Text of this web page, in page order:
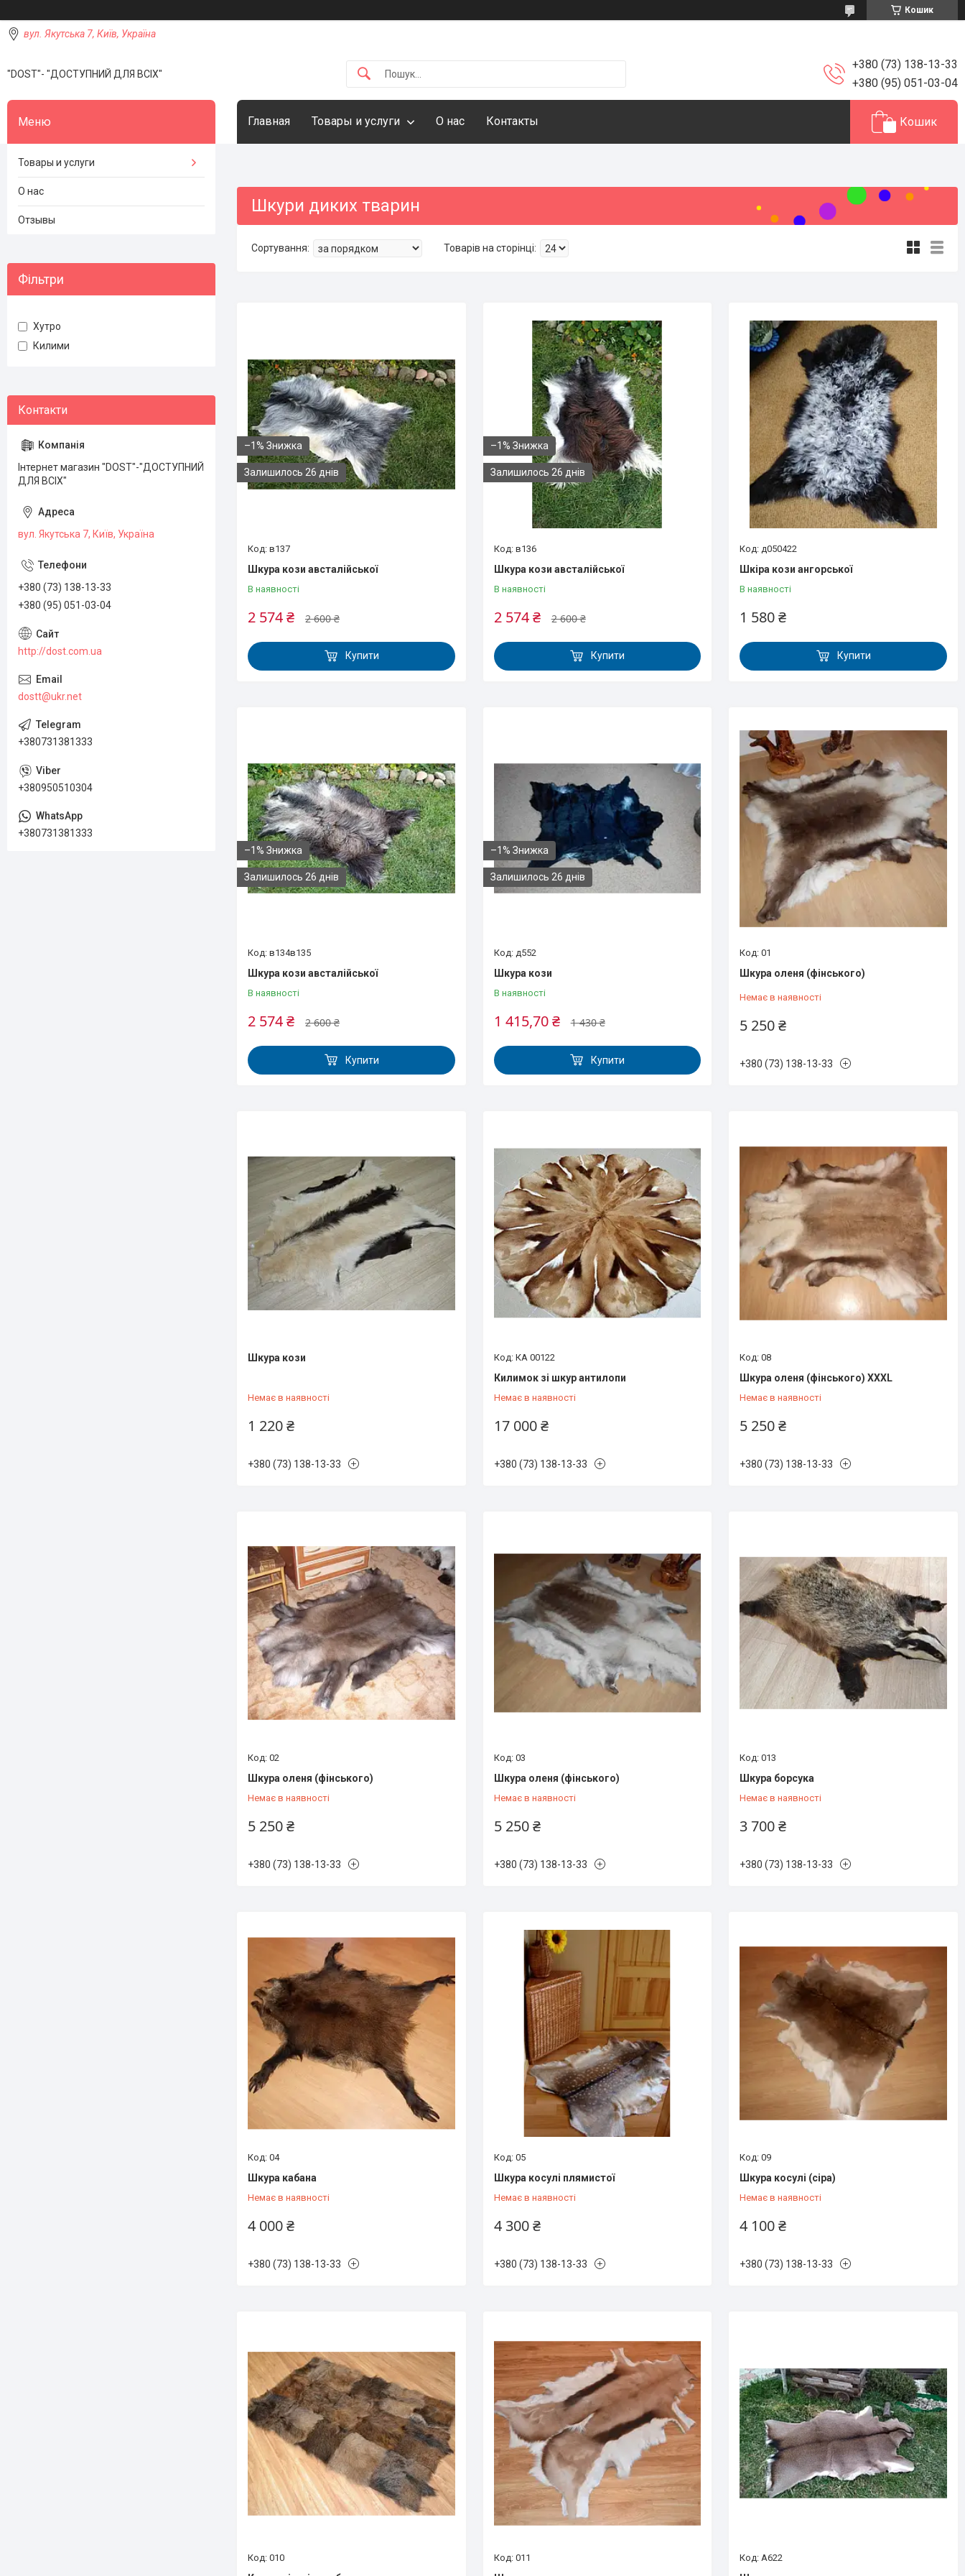
Кошик
вул. Якутська 7, Київ, Україна
"DOST"- "ДОСТУПНИЙ ДЛЯ ВСІХ"
+380 (73) 138-13-33
+380 (95) 051-03-04
Главная Товары и услуги О нас Контакты Кошик
Шкури диких тварин
–1%
Залишилось 26 днів
в137
Шкура кози австалійської
В наявності
2 600 ₴
2 574 ₴
Купити
–1%
Залишилось 26 днів
в136
Шкура кози австалійської
В наявності
2 600 ₴
2 574 ₴
Купити
д050422
Шкіра кози ангорської
В наявності
1 580 ₴
Купити
–1%
Залишилось 26 днів
в134в135
Шкура кози австалійської
В наявності
2 600 ₴
2 574 ₴
Купити
–1%
Залишилось 26 днів
д552
Шкура кози
В наявності
1 430 ₴
1 415,70 ₴
Купити
01
Шкура оленя (фінського)
Немає в наявності
5 250 ₴
+380 (73) 138-13-33
Шкура кози
Немає в наявності
1 220 ₴
+380 (73) 138-13-33
КА 00122
Килимок зі шкур антилопи
Немає в наявності
17 000 ₴
+380 (73) 138-13-33
08
Шкура оленя (фінського) XXXL
Немає в наявності
5 250 ₴
+380 (73) 138-13-33
02
Шкура оленя (фінського)
Немає в наявності
5 250 ₴
+380 (73) 138-13-33
03
Шкура оленя (фінського)
Немає в наявності
5 250 ₴
+380 (73) 138-13-33
013
Шкура борсука
Немає в наявності
3 700 ₴
+380 (73) 138-13-33
04
Шкура кабана
Немає в наявності
4 000 ₴
+380 (73) 138-13-33
05
Шкура косулі плямистої
Немає в наявності
4 300 ₴
+380 (73) 138-13-33
09
Шкура косулі (сіра)
Немає в наявності
4 100 ₴
+380 (73) 138-13-33
010 011 А622
Товары и услуги
О нас
Отзывы
Фільтри
Хутро
Килими
Інтернет магазин "DOST"-"ДОСТУПНИЙ
ДЛЯ ВСІХ"
вул. Якутська 7, Київ, Україна
+380 (73) 138-13-33
+380 (95) 051-03-04
http://dost.com.ua
dostt@ukr.net
+380731381333
+380950510304
+380731381333